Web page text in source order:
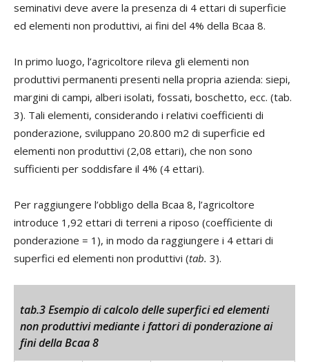
seminativi deve avere la presenza di 4 ettari di superficie
ed elementi non produttivi, ai fini del 4% della Bcaa 8.
In primo luogo, l’agricoltore rileva gli elementi non
produttivi permanenti presenti nella propria azienda: siepi,
margini di campi, alberi isolati, fossati, boschetto, ecc. (tab.
3). Tali elementi, considerando i relativi coefficienti di
ponderazione, sviluppano 20.800 m2 di superficie ed
elementi non produttivi (2,08 ettari), che non sono
sufficienti per soddisfare il 4% (4 ettari).
Per raggiungere l’obbligo della Bcaa 8, l’agricoltore
introduce 1,92 ettari di terreni a riposo (coefficiente di
ponderazione = 1), in modo da raggiungere i 4 ettari di
superfici ed elementi non produttivi (tab. 3).
tab.3 Esempio di calcolo delle superfici ed elementi
non produttivi mediante i fattori di ponderazione ai
fini della Bcaa 8